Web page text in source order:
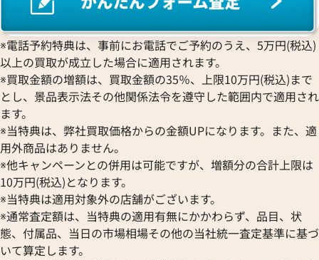
※電話予約特典は、事前にお電話でご予約のうえ、5万円(税込)
以上の買取が成立した場合に適用されます。
※買取金額の増額は、買取金額の35％、上限10万円(税込)まで
とし、景品表示法その他関係法令を遵守した範囲内で適用され
ます。
※当特典は、弊社買取価格からの金額UPになります。また、適
用外商品はありません。
※他キャンペーンとの併用は可能ですが、増額分の合計上限は
10万円(税込)となります。
※当特典は適用対象外の店舗がございます。
※通常査定額は、当特典の適用有無にかかわらず、品目、状
態、付属品、当日の市場相場その他の当社統一査定基準に基づ
いて算定します。